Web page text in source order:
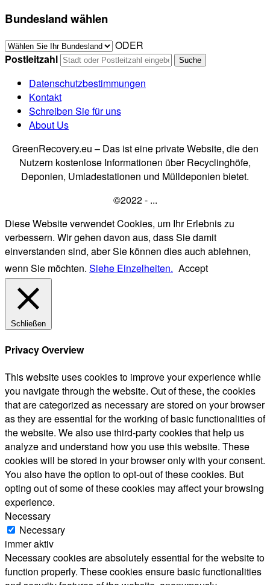
Bundesland wählen
ODER
Postleitzahl
Datenschutzbestimmungen
Kontakt
Schreiben Sie für uns
About Us
GreenRecovery.eu – Das ist eine private Website, die den
Nutzern kostenlose Informationen über Recyclinghöfe,
Deponien, Umladestationen und Mülldeponien bietet.
©2022 - ...
Diese Website verwendet Cookies, um Ihr Erlebnis zu
verbessern. Wir gehen davon aus, dass Sie damit
einverstanden sind, aber Sie können dies auch ablehnen,
wenn Sie möchten. Siehe Einzelheiten. Accept
Schließen
Privacy Overview
This website uses cookies to improve your experience while
you navigate through the website. Out of these, the cookies
that are categorized as necessary are stored on your browser
as they are essential for the working of basic functionalities of
the website. We also use third-party cookies that help us
analyze and understand how you use this website. These
cookies will be stored in your browser only with your consent.
You also have the option to opt-out of these cookies. But
opting out of some of these cookies may affect your browsing
experience.
Necessary
Necessary
immer aktiv
Necessary cookies are absolutely essential for the website to
function properly. These cookies ensure basic functionalities